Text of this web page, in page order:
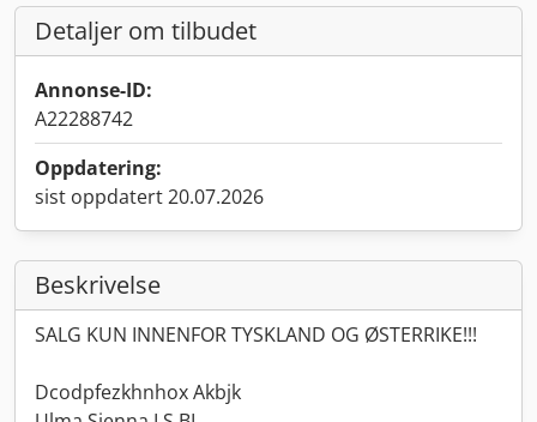
Detaljer om tilbudet
Annonse-ID:
A22288742
Oppdatering:
sist oppdatert 20.07.2026
Beskrivelse
SALG KUN INNENFOR TYSKLAND OG ØSTERRIKE!!!
Dcodpfezkhnhox Akbjk